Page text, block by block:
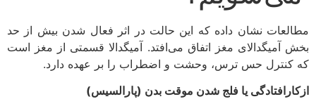
مطالعات نشان داده که این حالت در اثر فعال شدن بیش از حد
بخش آمیگدالای مغز اتفاق می‌افتد. آمیگدالا قسمتی از مغز است
که کنترل حس ترس، وحشت و اضطراب را بر عهده دارد.
ازکارافتادگی یا فلج شدن موقت بدن (پارالسیس)